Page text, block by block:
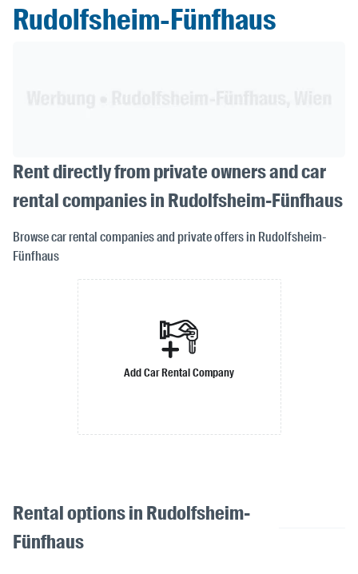
Rudolfsheim-Fünfhaus
Rent directly from private owners and car
rental companies in Rudolfsheim-Fünfhaus
Browse car rental companies and private offers in Rudolfsheim-
Fünfhaus
Add Car Rental Company
Rental options in Rudolfsheim-
Fünfhaus